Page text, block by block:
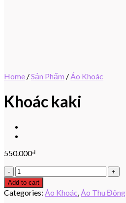
Home /Sản Phẩm /Áo Khoác
Khoác kaki
550.000₫
Khoác
kaki
quantity
Add to cart
Categories: Áo Khoác,Áo Thu Đông